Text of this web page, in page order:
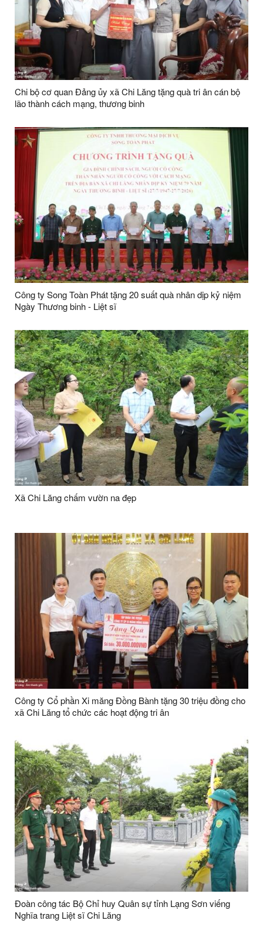
Chi bộ cơ quan Đảng ủy xã Chi Lăng tặng quà tri ân cán bộ
lão thành cách mạng, thương binh
Công ty Song Toàn Phát tặng 20 suất quà nhân dịp kỷ niệm
Ngày Thương binh - Liệt sĩ
Xã Chi Lăng chấm vườn na đẹp
Công ty Cổ phần Xi măng Đồng Bành tặng 30 triệu đồng cho
xã Chi Lăng tổ chức các hoạt động tri ân
Đoàn công tác Bộ Chỉ huy Quân sự tỉnh Lạng Sơn viếng
Nghĩa trang Liệt sĩ Chi Lăng